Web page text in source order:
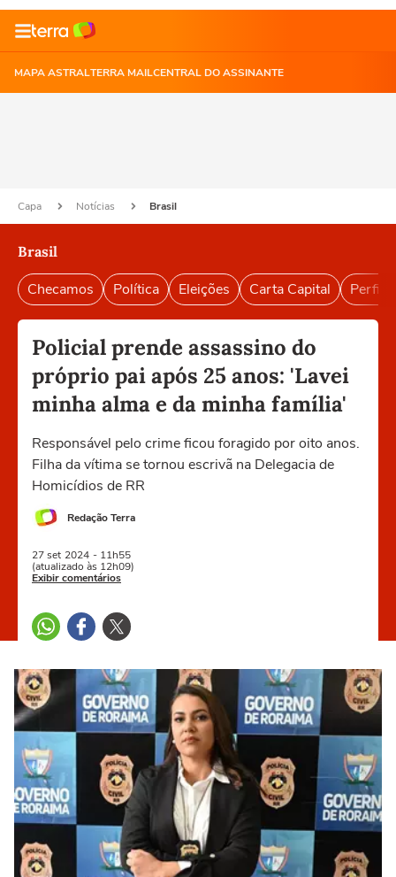
MAPA ASTRALTERRA MAILCENTRAL DO ASSINANTE
Capa Notícias Brasil
Brasil
Checamos Política Eleições Carta Capital Perfil
Policial prende assassino do
próprio pai após 25 anos: 'Lavei
minha alma e da minha família'
Responsável pelo crime ficou foragido por oito anos.
Filha da vítima se tornou escrivã na Delegacia de
Homicídios de RR
Redação Terra
27 set 2024 - 11h55
(atualizado às 12h09)
Exibir comentários